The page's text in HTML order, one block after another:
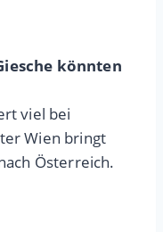
könnten
viel bei
Wien bringt
Österreich.